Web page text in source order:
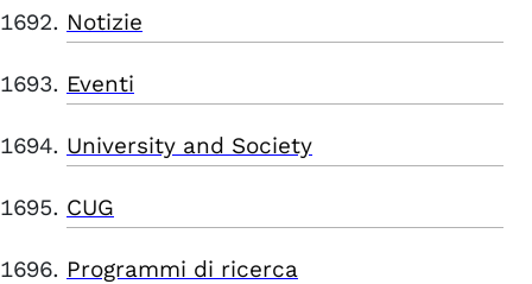
Notizie
Eventi
University and Society
CUG
Programmi di ricerca